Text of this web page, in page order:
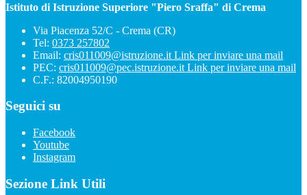
Istituto di Istruzione Superiore "Piero Sraffa" di Crema
Via Piacenza 52/C - Crema (CR)
Tel: 0373 257802
Email: cris011009@istruzione.it Link per inviare una mail
PEC: cris011009@pec.istruzione.it Link per inviare una mail
C.F.: 82004950190
Seguici su
Facebook
Youtube
Instagram
Sezione Link Utili